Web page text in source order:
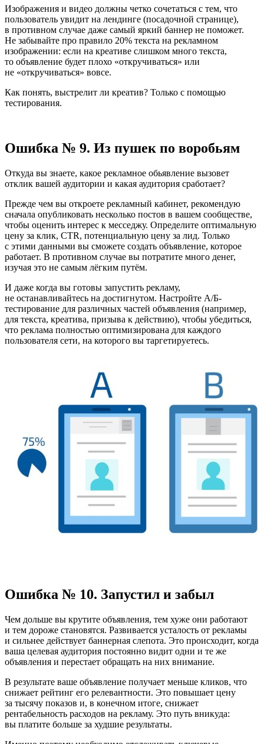
Изображения и видео должны четко сочетаться с тем, что
пользователь увидит на лендинге (посадочной странице),
в противном случае даже самый яркий баннер не поможет.
Не забывайте про правило 20% текста на рекламном
изображении: если на креативе слишком много текста,
то объявление будет плохо «откручиваться» или
не «откручиваться» вовсе.
Как понять, выстрелит ли креатив? Только с помощью
тестирования.
Ошибка № 9. Из пушек по воробьям
Откуда вы знаете, какое рекламное обьявление вызовет
отклик вашей аудитории и какая аудитория сработает?
Прежде чем вы откроете рекламный кабинет, рекомендую
сначала опубликовать несколько постов в вашем сообществе,
чтобы оценить интерес к месседжу. Определите оптимальную
цену за клик, CTR, потенциальную цену за лид. Только
с этими данными вы сможете создать объявление, которое
работает. В противном случае вы потратите много денег,
изучая это не самым лёгким путём.
И даже когда вы готовы запустить рекламу,
не останавливайтесь на достигнутом. Настройте А/Б-
тестирование для различных частей объявления (например,
для текста, креатива, призыва к действию), чтобы убедиться,
что реклама полностью оптимизирована для каждого
пользователя сети, на которого вы таргетируетесь.
Ошибка № 10. Запустил и забыл
Чем дольше вы крутите объявления, тем хуже они работают
и тем дороже становятся. Развивается усталость от рекламы
и сильнее действует баннерная слепота. Это происходит, когда
ваша целевая аудитория постоянно видит одни и те же
объявления и перестает обращать на них внимание.
В результате ваше объявление получает меньше кликов, что
снижает рейтинг его релевантности. Это повышает цену
за тысячу показов и, в конечном итоге, снижает
рентабельность расходов на рекламу. Это путь вникуда:
вы платите больше за худшие результаты.